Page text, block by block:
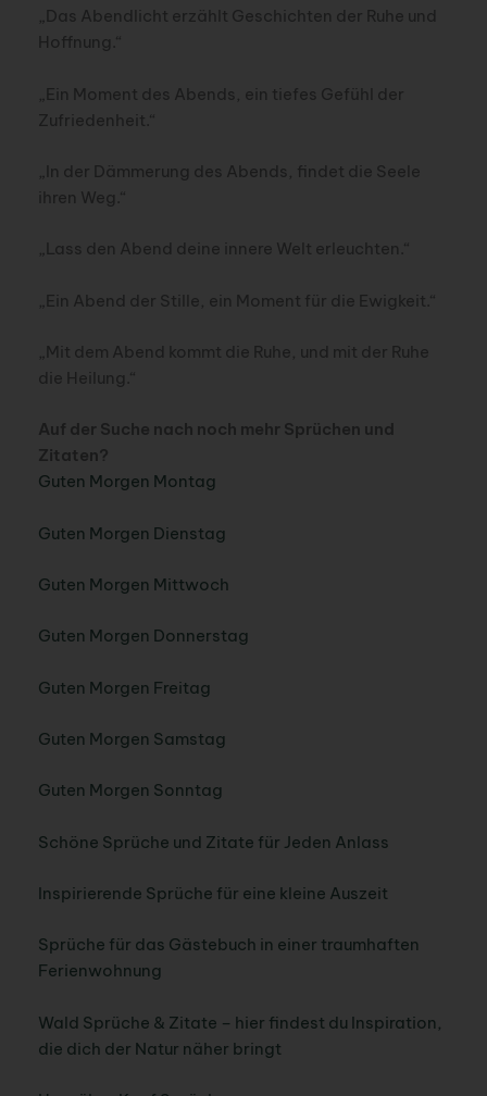
„Das Abendlicht erzählt Geschichten der Ruhe und
Hoffnung.“
„Ein Moment des Abends, ein tiefes Gefühl der
Zufriedenheit.“
„In der Dämmerung des Abends, findet die Seele
ihren Weg.“
„Lass den Abend deine innere Welt erleuchten.“
„Ein Abend der Stille, ein Moment für die Ewigkeit.“
„Mit dem Abend kommt die Ruhe, und mit der Ruhe
die Heilung.“
Auf der Suche nach noch mehr Sprüchen und
Zitaten?
Guten Morgen Montag
Guten Morgen Dienstag
Guten Morgen Mittwoch
Guten Morgen Donnerstag
Guten Morgen Freitag
Guten Morgen Samstag
Guten Morgen Sonntag
Schöne Sprüche und Zitate für Jeden Anlass
Inspirierende Sprüche für eine kleine Auszeit
Sprüche für das Gästebuch in einer traumhaften
Ferienwohnung
Wald Sprüche & Zitate – hier findest du Inspiration,
die dich der Natur näher bringt